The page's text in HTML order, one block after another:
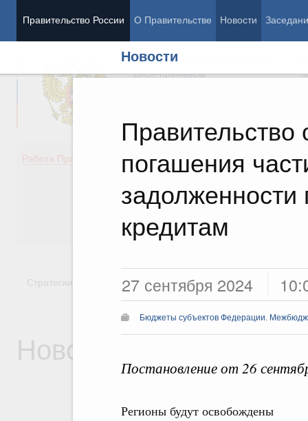
Правительство России О Правительстве Новости
Новости
Правительство
погашения
кредитам
27 сентября 2024
Бюджеты субъектов Федерации.
Постановление от 26
Регионы будут освобождены
Председатель Правительства
Вице-премьеры
Работа Правительства
Демография
Здоровье
Культура
Государство
Стратегии Государственные программы
Новости